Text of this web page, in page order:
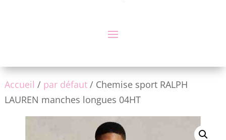
Accueil / par défaut/ Chemise sport RALPH
LAUREN manches longues 04HT